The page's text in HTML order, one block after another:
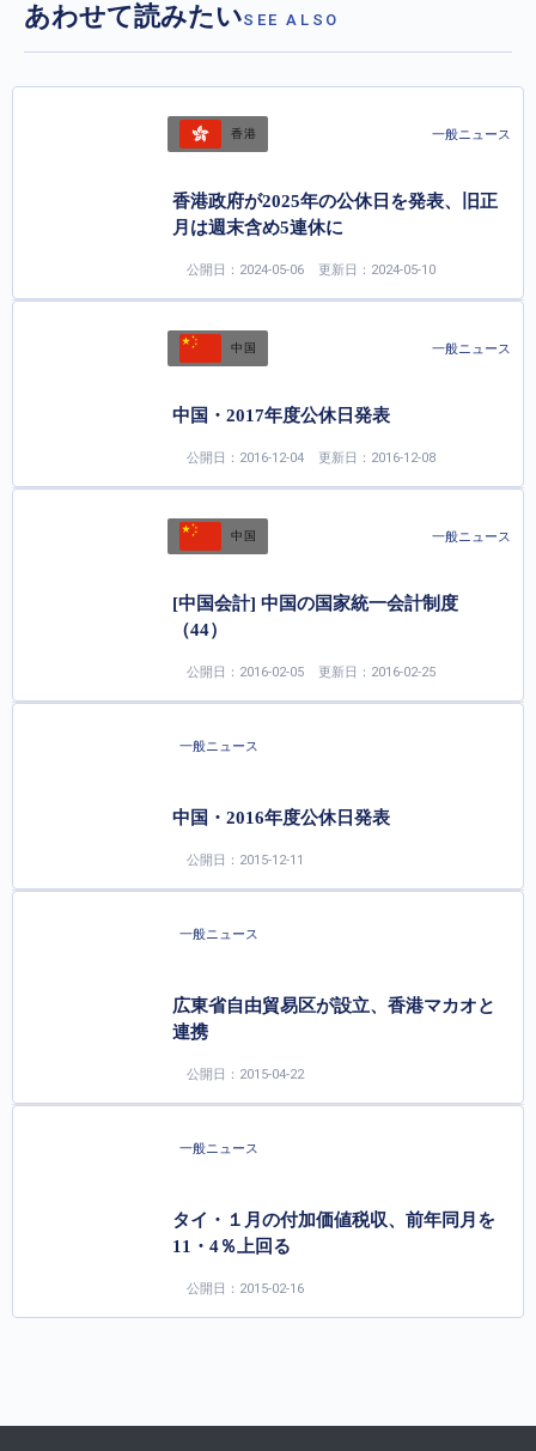
あわせて読みたいSEE ALSO
香港 一般ニュース
香港政府が2025年の公休日を発表、旧正
月は週末含め5連休に
公開日：2024-05-06 更新日：2024-05-10
中国 一般ニュース
中国・2017年度公休日発表
公開日：2016-12-04 更新日：2016-12-08
中国 一般ニュース
[中国会計] 中国の国家統一会計制度
（44）
公開日：2016-02-05 更新日：2016-02-25
一般ニュース
中国・2016年度公休日発表
公開日：2015-12-11
一般ニュース
広東省自由貿易区が設立、香港マカオと
連携
公開日：2015-04-22
一般ニュース
タイ・１月の付加価値税収、前年同月を
11・4％上回る
公開日：2015-02-16